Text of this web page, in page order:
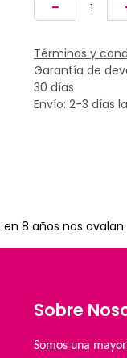
Términos y
Garantía de
30 días
Envío: 2-3 días
8 años nos avalan.
Sobre
Somos una